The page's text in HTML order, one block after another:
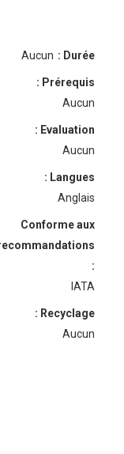
Durée :
Aucun
Prérequis :
Aucun
Evaluation :
Aucun
Langues :
Anglais
Conforme aux
:
IATA
Recyclage :
Aucun